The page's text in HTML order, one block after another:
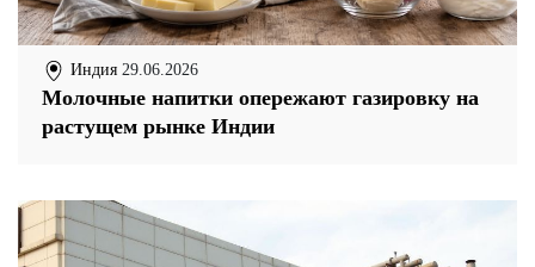
Индия 29.06.2026
Молочные напитки опережают газировку на
растущем рынке Индии